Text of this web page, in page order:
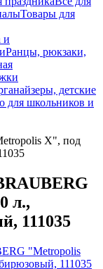
Товары для
и
Ранцы, рюкзаки,
детские
для школьников и
X", под
л.,
111035